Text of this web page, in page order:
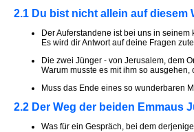
2.1 Du bist nicht allein auf diesem
Der Auferstandene ist bei uns in
Es wird dir Antwort auf deine Fragen
Die zwei Jünger - von Jerusalem, dem
Warum musste es mit ihm so
Muss das Ende eines so wunderbaren
2.2 Der Weg der beiden Emmaus
Was für ein Gespräch, bei dem